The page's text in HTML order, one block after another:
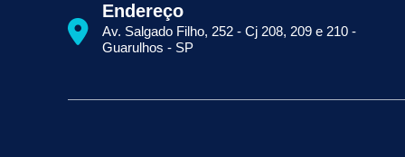
Primeira Página do Google Sem Pagar por Clique
Quais
Empresa de Prospecção B2B
Marketing Industrial Marketing
Divulgação Online
Atração de Clientes
Anunciar na Internet
Captar Clientes Criação de Site para
Endereço
Av. Salgado Filho, 252 - Cj 208, 209 e 210 -
Guarulhos - SP